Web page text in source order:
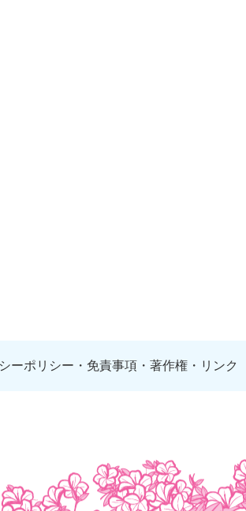
ーポリシー・免責事項・著作権・リンク